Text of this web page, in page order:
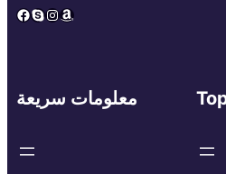
Facebook
Skype
Instagram
Amazon
معلومات سريعة